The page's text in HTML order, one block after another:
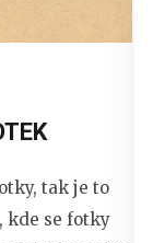
tak je to
kde se fotky